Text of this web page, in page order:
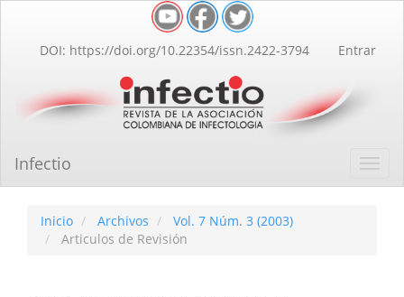
Contenido
principal
lateral
DOI: https://doi.org/10.22354/issn.2422-3794 Entrar
Infectio
Inicio Archivos
Vol. 7 Núm. 3 (2003)
Articulos de Revisión